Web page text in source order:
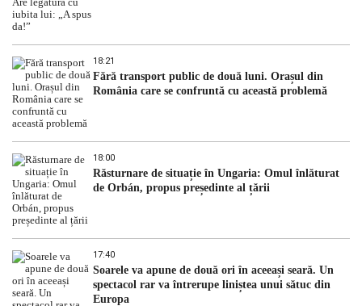
18:21
Fără transport public de două luni. Orașul din
România care se confruntă cu această problemă
18:00
Răsturnare de situație în Ungaria: Omul înlăturat
de Orbán, propus președinte al țării
17:40
Soarele va apune de două ori în aceeași seară. Un
spectacol rar va întrerupe liniștea unui sătuc din
Europa